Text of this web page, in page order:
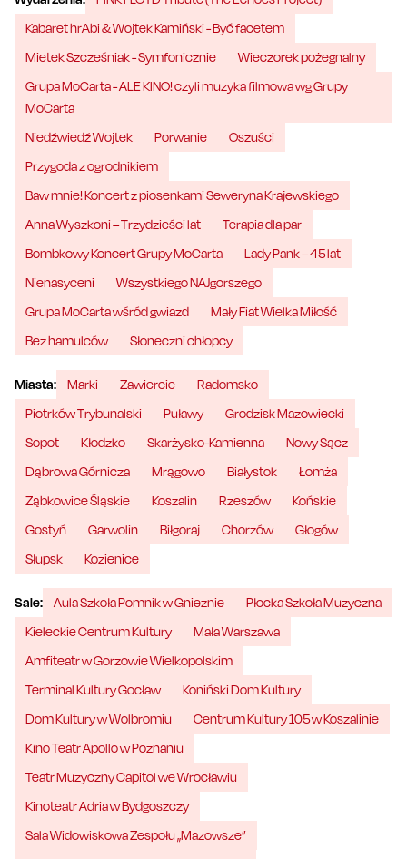
Kabaret hrAbi & Wojtek Kamiński - Być facetem
Mietek Szcześniak - Symfonicznie
Wieczorek pożegnalny
Grupa MoCarta - ALE KINO! czyli muzyka filmowa wg Grupy
MoCarta
Niedźwiedź Wojtek
Porwanie
Oszuści
Przygoda z ogrodnikiem
Baw mnie! Koncert z piosenkami Seweryna Krajewskiego
Anna Wyszkoni – Trzydzieści lat
Terapia dla par
Bombkowy Koncert Grupy MoCarta
Lady Pank – 45 lat
Nienasyceni
Wszystkiego NAJgorszego
Grupa MoCarta wśród gwiazd
Mały Fiat Wielka Miłość
Bez hamulców
Słoneczni chłopcy
Miasta: Marki Zawiercie
Radomsko
Piotrków Trybunalski
Puławy
Grodzisk Mazowiecki
Sopot
Kłodzko Skarżysko-Kamienna
Nowy Sącz
Dąbrowa Górnicza
Mrągowo Białystok
Łomża
Ząbkowice Śląskie
Koszalin Rzeszów
Końskie
Gostyń
Garwolin Biłgoraj Chorzów
Głogów
Słupsk
Kozienice
Sale: Aula Szkoła Pomnik w Gnieznie
Płocka Szkoła Muzyczna
Kieleckie Centrum Kultury
Mała Warszawa
Amfiteatr w Gorzowie Wielkopolskim
Terminal Kultury Gocław
Koniński Dom Kultury
Dom Kultury w Wolbromiu
Centrum Kultury 105 w Koszalinie
Kino Teatr Apollo w Poznaniu
Teatr Muzyczny Capitol we Wrocławiu
Kinoteatr Adria w Bydgoszczy
Sala Widowiskowa Zespołu „Mazowsze”